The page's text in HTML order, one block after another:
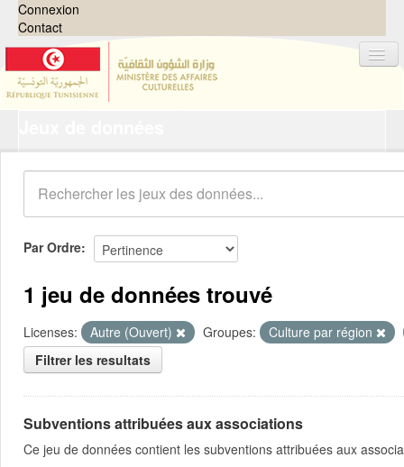
Connexion
Contact
Organisations
Groupes
Demandes 0
À propos
Par Ordre
1 jeu de données trouvé
Licenses: Autre (Ouvert) Groupes:
Culture par région
Filtrer les resultats
Subventions attribuées aux associations
Ce jeu de données contient les subventions attribuées aux